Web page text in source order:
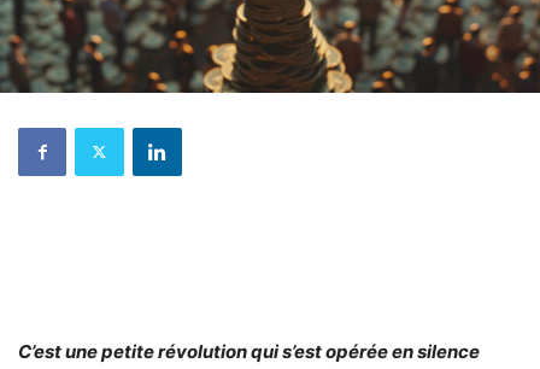
C’est une petite révolution qui s’est opérée en silence